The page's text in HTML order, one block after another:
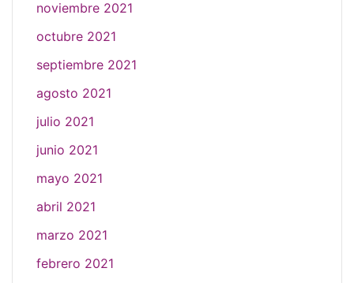
noviembre 2021
octubre 2021
septiembre 2021
agosto 2021
julio 2021
junio 2021
mayo 2021
abril 2021
marzo 2021
febrero 2021